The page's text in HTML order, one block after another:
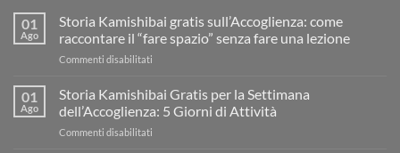
01
Ago
Storia Kamishibai gratis sull’Accoglienza: come
raccontare il “fare spazio” senza fare una lezione
Commenti disabilitati
Kamishibai
gratis
sull’Accoglienza:
01
Ago
Storia Kamishibai Gratis per la Settimana
dell’Accoglienza: 5 Giorni di Attività
Commenti disabilitati